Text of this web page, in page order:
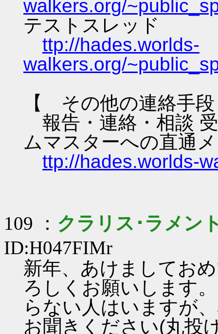
walkers.org/
テストスレッド
ttp://hades.worlds-
walkers.org/
【 その他の連絡手
報告・連絡・相談
ムマスターへの直通
ttp://hades.worlds-
109 ： クラリス･ラメン
ID:H047FIMr
新年、あけましてお
ろしくお願いします
らない人はいますが
お聞きください(丸投